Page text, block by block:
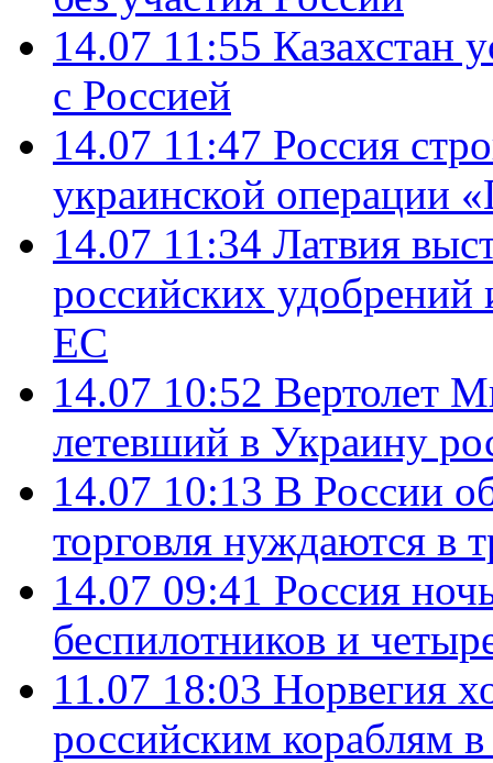
14.07 11:55 Казахстан
с Россией
14.07 11:47 Россия
украинской операции
14.07 11:34 Латвия
российских
ЕС
14.07 10:52 Вертолет
летевший в Украину
14.07 10:13 В России
торговля нуждаются в
14.07 09:41 Россия
беспилотников и
11.07 18:03 Норвегия
российским кораблям